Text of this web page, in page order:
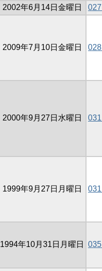
2002年6月14日金曜日
2009年7月10日金曜日
2000年9月27日水曜日
1999年9月27日月曜日
1994年10月31日月曜日